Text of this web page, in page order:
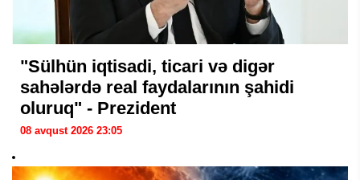
"Sülhün iqtisadi, ticari və digər
sahələrdə real faydalarının şahidi
oluruq" - Prezident
08 avqust 2026 23:05